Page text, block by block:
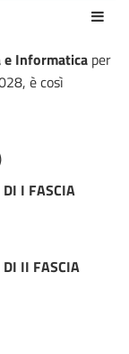
Informatica per
è così
DI I FASCIA
DI II FASCIA